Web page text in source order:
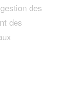
des
des